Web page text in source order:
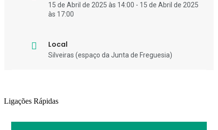
15 de Abril de 2025 às 14:00 - 15 de Abril de 2025
às 17:00
Local
Silveiras (espaço da Junta de Freguesia)
Ligações Rápidas